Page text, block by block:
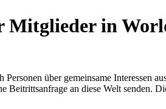
Mitglieder in
über gemeinsame Interessen
an diese Welt senden.